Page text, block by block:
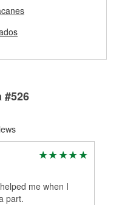
Préstamo de
determinar si pueden
tambores o discos no
a encontrar las
tu reparación.
freno
#526
me when I
part.